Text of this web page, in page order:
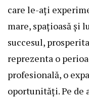
care le-ați
mare, spațioasă și
succesul,
reprezenta o
profesională, o
oportunități. Pe de